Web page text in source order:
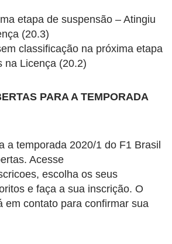
etapa de suspensão – Atingiu
(20.3)
classificação na próxima etapa
na Licença (20.2)
PARA A TEMPORADA
a temporada 2020/1 do F1 Brasil
Acesse
escolha os seus
e faça a sua inscrição. O
em contato para confirmar sua